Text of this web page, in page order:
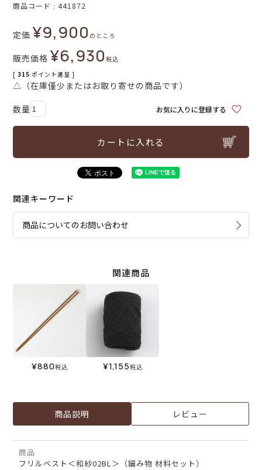
商品コード 441872
定価 ¥9,900 のところ
販売価格 ¥6,930税込
[ 315 ポイント進呈 ]
△（在庫僅少またはお取り寄せの商品です）
お気に入りに登録する
カートに入れる
関連キーワード
商品についてのお問い合わせ
関連商品
¥880税込 ¥1,155税込
商品説明 レビュー
商品
フリルベスト＜和紗02BL＞（編み物 材料セット）